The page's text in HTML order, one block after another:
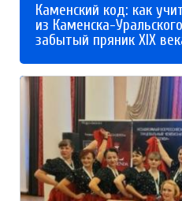
Каменский код: как
из Каменска-
забытый пряник XIX